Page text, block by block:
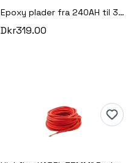
Epoxy plader fra 240AH til 320AH celler
Dkr319.00